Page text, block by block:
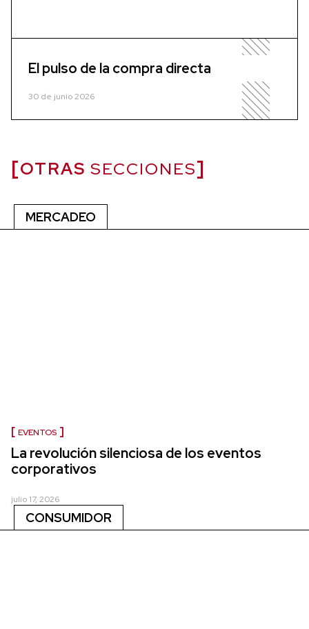
El pulso de la compra directa
30 de junio 2026
OTRAS SECCIONES
MERCADEO
EVENTOS
La revolución silenciosa de los eventos
corporativos
julio 17, 2026
CONSUMIDOR